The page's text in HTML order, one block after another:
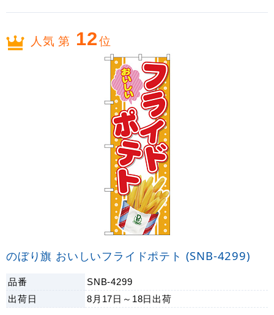
人気 第 12位
のぼり旗 おいしいフライドポテト (SNB-4299)
品番 SNB-4299
出荷日 8月17日～18日 出荷